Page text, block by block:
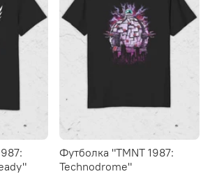
Футболка "TMNT 1987:
Technodrome"